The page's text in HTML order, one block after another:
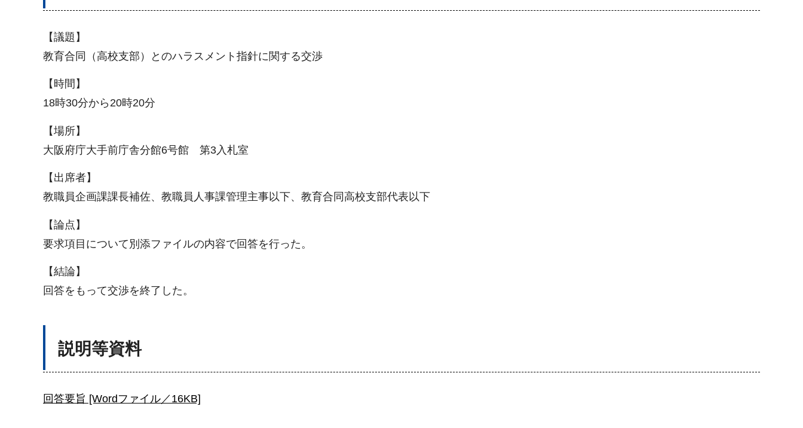
【議題】
教育合同（高校支部）とのハラスメント指針に関する交渉
【時間】
18時30分から20時20分
【場所】
大阪府庁大手前庁舎分館6号館 第3入札室
【出席者】
教職員企画課課長補佐、教職員人事課管理主事以下、教育合同高校支部代表以下
【論点】
要求項目について別添ファイルの内容で回答を行った。
【結論】
回答をもって交渉を終了した。
説明等資料
回答要旨 [Wordファイル／16KB]